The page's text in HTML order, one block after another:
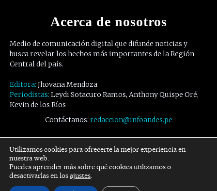
Acerca de nosotros
Medio de comunicación digital que difunde noticias y
busca revelar los hechos más importantes de la Región
Central del país.
Editora: Jhovana Mendoza
Periodistas: Leydi Sotacuro Ramos, Anthony Quispe Oré,
Kevin de los Ríos
Contáctanos: redaccion@infoandes.pe
Síguenos
Facebook Twitter Youtube
Utilizamos cookies para ofrecerte la mejor experiencia en
nuestra web.
Puedes aprender más sobre qué cookies utilizamos o
desactivarlas en losajustes.